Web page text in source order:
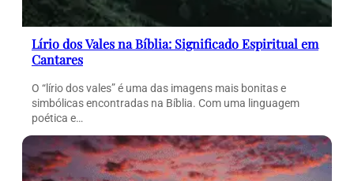
Lírio dos Vales na Bíblia: Significado Espiritual em
Cantares
O “lírio dos vales” é uma das imagens mais bonitas e
simbólicas encontradas na Bíblia. Com uma linguagem
poética e…